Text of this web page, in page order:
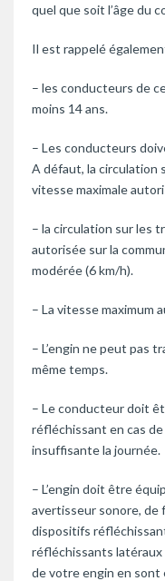
quel que soit l’âge du
Il est rappelé
– les conducteurs de
moins 14 ans.
– Les conducteurs
A défaut, la circulation
vitesse maximale
– la circulation sur les
autorisée sur la
modérée (6 km/h).
– La vitesse maximum
– L’engin ne peut pas
même temps.
– Le conducteur doit
réfléchissant en cas
insuffisante la journée.
– L’engin doit être
avertisseur sonore, de
dispositifs
réfléchissants latéraux
de votre engin en sont